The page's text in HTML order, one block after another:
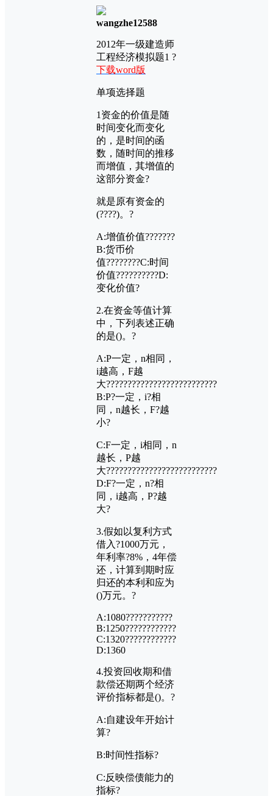
wangzhe12588
2012年一级建造师
工程经济模拟题1 ?
下载word版
单项选择题
1 资金的价值是随
时间变化而变化
的，是时间的函
数，随时间的推移
而增值，其增值的
这部分资金?
就是原有资金的
(????)。?
A:增值价值???????
B:货币价
值????????C:时间
价值??????????D:
变化价值?
2.在资金等值计算
中，下列表述正确
的是()。?
A:P一定， n相同，
i越高， F越
大??????????????????????????
B:P?一定， i?相
同， n越长， F?越
小?
C:F一定， i相同， n
越长， P越
大??????????????????????????
D:F?一定， n?相
同， i越高， P?越
大?
3.假如以复利方式
借入?1000万元，
年利率?8% ， 4年偿
还，计算到期时应
归还的本利和应为
()万元。?
A:1080???????????
B:1250????????????
C:1320????????????
D:1360
4.投资回收期和借
款偿还期两个经济
评价指标都是()。?
A:自建设年开始计
算?
B:时间性指标?
C:反映偿债能力的
指标?